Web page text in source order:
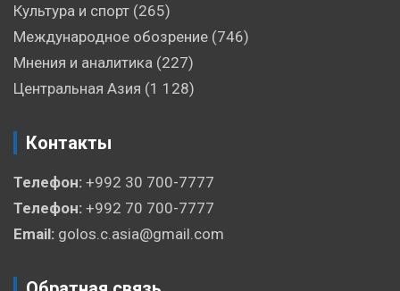
Культура и спорт (265)
Международное обозрение (746)
Мнения и аналитика (227)
Центральная Азия (1 128)
Контакты
Телефон: +992 30 700-7777
Телефон: +992 70 700-7777
Email: golos.c.asia@gmail.com